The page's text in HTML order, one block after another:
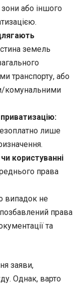
зони або іншого
земель
транспорту, або
комунальними
лише
користуванні
права
випадок не
права
та
заяви,
Однак, варто